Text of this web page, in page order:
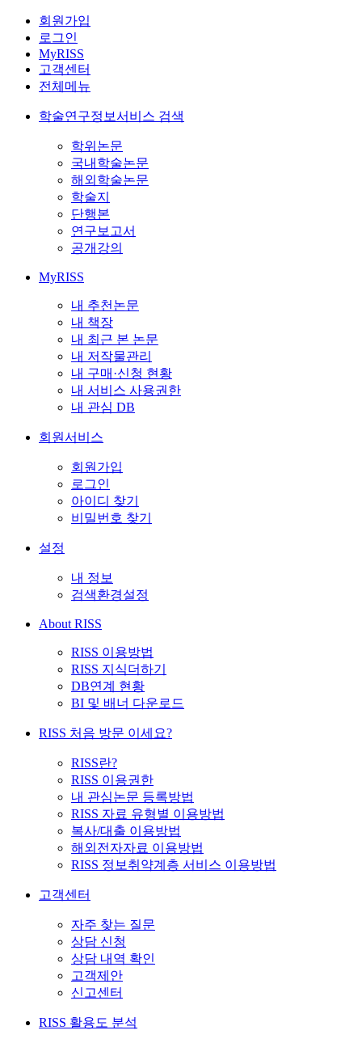
회원가입
로그인
MyRISS
고객센터
전체메뉴
학술연구정보서비스 검색
학위논문
국내학술논문
해외학술논문
학술지
단행본
연구보고서
공개강의
MyRISS
내 추천논문
내 책장
내 최근 본 논문
내 저작물관리
내 구매·신청 현황
내 서비스 사용권한
내 관심 DB
회원서비스
회원가입
로그인
아이디 찾기
비밀번호 찾기
설정
내 정보
검색환경설정
About RISS
RISS 이용방법
RISS 지식더하기
DB연계 현황
BI 및 배너 다운로드
RISS 처음 방문 이세요?
RISS란?
RISS 이용권한
내 관심논문 등록방법
RISS 자료 유형별 이용방법
복사/대출 이용방법
해외전자자료 이용방법
RISS 정보취약계층 서비스 이용방법
고객센터
자주 찾는 질문
상담 신청
상담 내역 확인
고객제안
신고센터
RISS 활용도 분석